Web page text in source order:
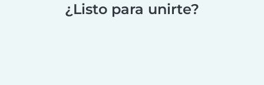
¿Listo para unirte?